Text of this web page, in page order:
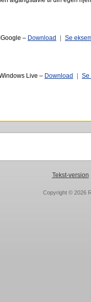
– Download Se
Live – Download Se
Tekst-version
Copyright © 2026